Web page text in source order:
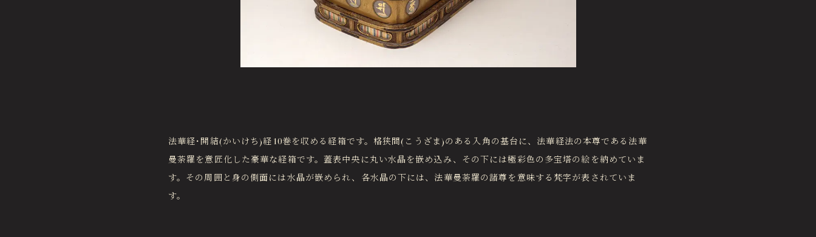
法華経･開結(かいけち)経10巻を収める経箱です。格狭間(こうざま)のある入角の基台に、法華経法の本尊である法華
曼荼羅を意匠化した豪華な経箱です。蓋表中央に丸い水晶を嵌め込み、その下には極彩色の多宝塔の絵を納めていま
す。その周囲と身の側面には水晶が嵌められ、各水晶の下には、法華曼荼羅の諸尊を意味する梵字が表されていま
す。